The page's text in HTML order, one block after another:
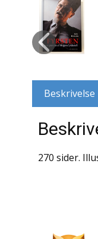
Hus / Have
Husdyr
Krige /
Beskrivelse
270 sider.